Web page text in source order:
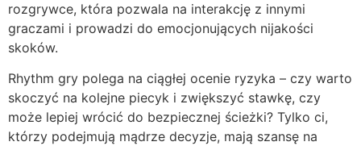
rozgrywce, która pozwala na interakcję z innymi
graczami i prowadzi do emocjonujących nijakości
skoków.
Rhythm gry polega na ciągłej ocenie ryzyka – czy warto
skoczyć na kolejne piecyk i zwiększyć stawkę, czy
może lepiej wrócić do bezpiecznej ścieżki? Tylko ci,
którzy podejmują mądrze decyzje, mają szansę na